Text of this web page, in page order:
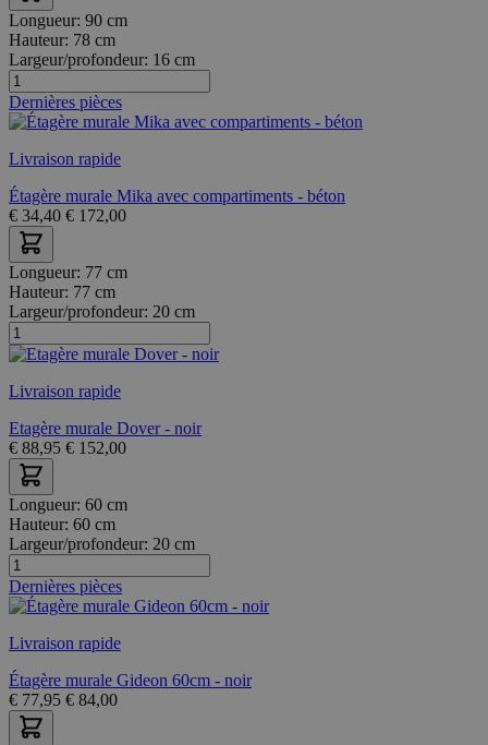
Longueur: 90 cm
Hauteur: 78 cm
Largeur/profondeur: 16 cm
Dernières pièces
Livraison rapide
Étagère murale Mika avec compartiments - béton
€ 34,40 € 172,00
Longueur: 77 cm
Hauteur: 77 cm
Largeur/profondeur: 20 cm
Livraison rapide
Etagère murale Dover - noir
€ 88,95 € 152,00
Longueur: 60 cm
Hauteur: 60 cm
Largeur/profondeur: 20 cm
Dernières pièces
Livraison rapide
Étagère murale Gideon 60cm - noir
€ 77,95 € 84,00